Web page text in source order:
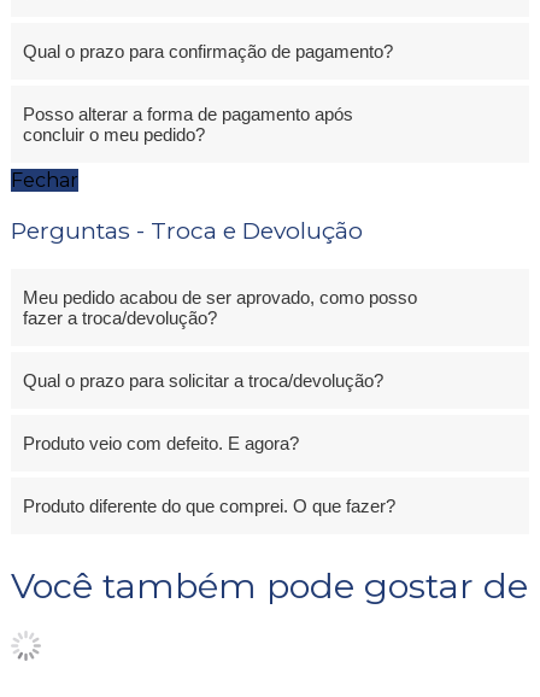
Qual o prazo para confirmação de pagamento?
Posso alterar a forma de pagamento após
concluir o meu pedido?
Fechar
Perguntas - Troca e Devolução
Meu pedido acabou de ser aprovado, como posso
fazer a troca/devolução?
Qual o prazo para solicitar a troca/devolução?
Produto veio com defeito. E agora?
Produto diferente do que comprei. O que fazer?
Você também pode gostar de